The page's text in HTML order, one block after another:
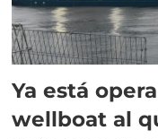
Ya está
wellboat al